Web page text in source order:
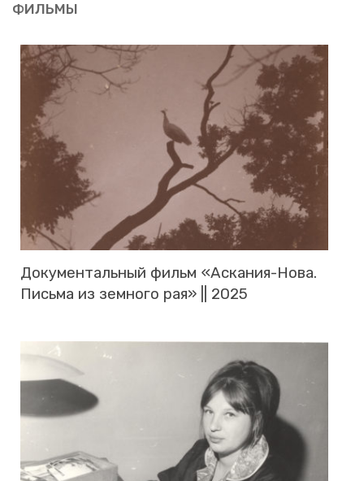
ФИЛЬ­МЫ
До­ку­мен­таль­ный фильм «Ас­ка­ния-Нова.
Пись­ма из зем­но­го рая» || 2025